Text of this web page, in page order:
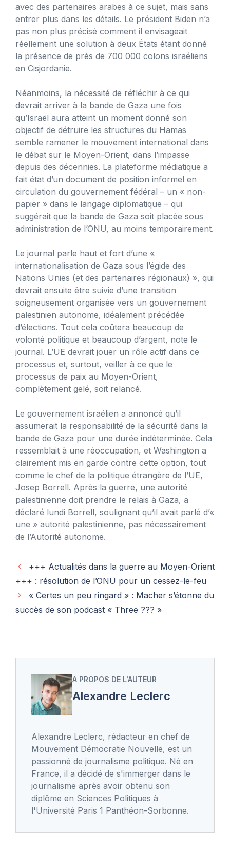
avec des partenaires arabes à ce sujet, mais sans
entrer plus dans les détails. Le président Biden n’a
pas non plus précisé comment il envisageait
réellement une solution à deux États étant donné
la présence de près de 700 000 colons israéliens
en Cisjordanie.
Néanmoins, la nécessité de réfléchir à ce qui
devrait arriver à la bande de Gaza une fois
qu’Israël aura atteint un moment donné son
objectif de détruire les structures du Hamas
semble ramener le mouvement international dans
le débat sur le Moyen-Orient, dans l’impasse
depuis des décennies. La plateforme médiatique a
fait état d’un document de position informel en
circulation du gouvernement fédéral – un « non-
papier » dans le langage diplomatique – qui
suggérait que la bande de Gaza soit placée sous
administration de l’ONU, au moins temporairement.
Le journal parle haut et fort d’une «
internationalisation de Gaza sous l’égide des
Nations Unies (et des partenaires régionaux) », qui
devrait ensuite être suivie d’une transition
soigneusement organisée vers un gouvernement
palestinien autonome, idéalement précédée
d’élections. Tout cela coûtera beaucoup de
volonté politique et beaucoup d’argent, note le
journal. L’UE devrait jouer un rôle actif dans ce
processus et, surtout, veiller à ce que le
processus de paix au Moyen-Orient,
complètement gelé, soit relancé.
Le gouvernement israélien a annoncé qu’il
assumerait la responsabilité de la sécurité dans la
bande de Gaza pour une durée indéterminée. Cela
ressemblait à une réoccupation, et Washington a
clairement mis en garde contre cette option, tout
comme le chef de la politique étrangère de l’UE,
Josep Borrell. Après la guerre, une autorité
palestinienne doit prendre le relais à Gaza, a
déclaré lundi Borrell, soulignant qu’il avait parlé d’«
une » autorité palestinienne, pas nécessairement
de l’Autorité autonome.
+++ Actualités dans la guerre au Moyen-Orient
+++ : résolution de l’ONU pour un cessez-le-feu
« Certes un peu ringard » : Macher s’étonne du
succès de son podcast « Three ??? »
A PROPOS DE L'AUTEUR
Alexandre Leclerc
Alexandre Leclerc, rédacteur en chef de
Mouvement Démocratie Nouvelle, est un
passionné de journalisme politique. Né en
France, il a décidé de s'immerger dans le
journalisme après avoir obtenu son
diplôme en Sciences Politiques à
l'Université Paris 1 Panthéon-Sorbonne.